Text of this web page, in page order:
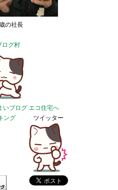
の社長
ログ村
ング ツイッター